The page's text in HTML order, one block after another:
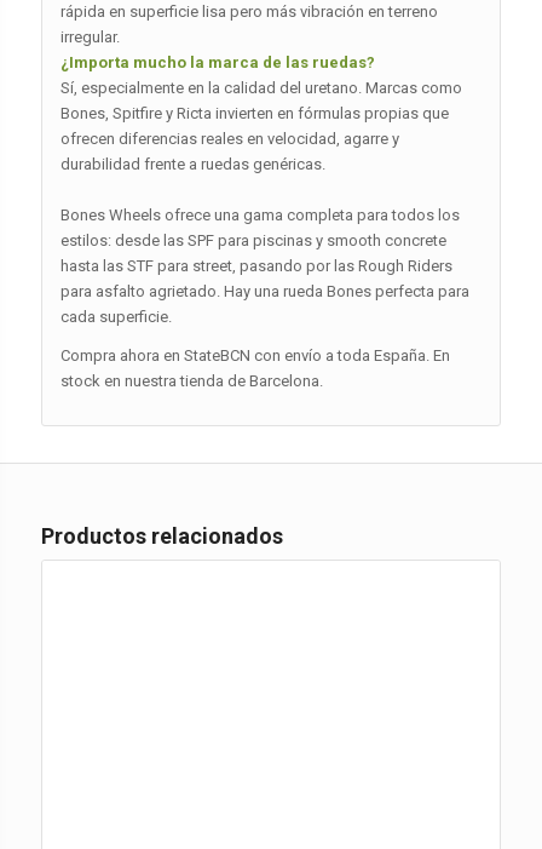
rápida en superficie lisa pero más vibración en terreno
irregular.
¿Importa mucho la marca de las ruedas?
Sí, especialmente en la calidad del uretano. Marcas como
Bones, Spitfire y Ricta invierten en fórmulas propias que
ofrecen diferencias reales en velocidad, agarre y
durabilidad frente a ruedas genéricas.
Bones Wheels ofrece una gama completa para todos los
estilos: desde las SPF para piscinas y smooth concrete
hasta las STF para street, pasando por las Rough Riders
para asfalto agrietado. Hay una rueda Bones perfecta para
cada superficie.
Compra ahora en StateBCN con envío a toda España. En
stock en nuestra tienda de Barcelona.
Productos relacionados